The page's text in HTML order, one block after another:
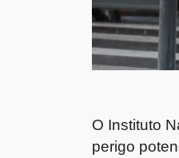
O Instituto
perigo